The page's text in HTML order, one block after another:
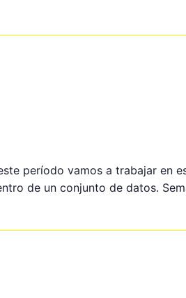
período vamos a trabajar en
de un conjunto de datos.